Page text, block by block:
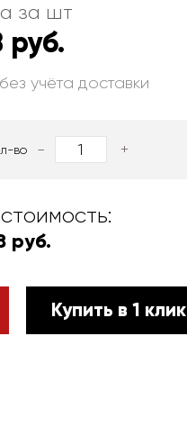
за шт
руб.
учёта доставки
во - +
руб.
Купить в 1 клик